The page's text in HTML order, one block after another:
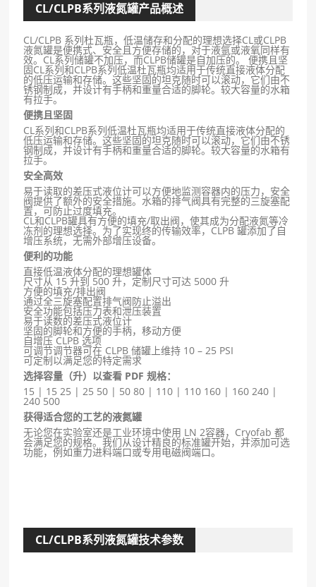
CL/CLPB系列液氮罐产品概述
CL/CLPB 系列杜瓦瓶，低温储存和分配的理想选择CL或CLPB
液氮罐是便携式、安全且方便存储的，对于液氩或液氧同样有
效。CL系列储罐不加压，而CLPB储罐是自加压的。 便携且坚
固CL系列和CLPB系列低温杜瓦瓶均适用于传统直接液体分配
的低压运输和存储。这些坚固的坦克随时可以滚动，它们由不
锈钢制成，并设计有手柄和重量合适的脚轮。较大容量的水箱
有拉手。
便携且坚固
CL系列和CLPB系列低温杜瓦瓶均适用于传统直接液体分配的
低压运输和存储。这些坚固的坦克随时可以滚动，它们由不锈
钢制成，并设计有手柄和重量合适的脚轮。较大容量的水箱有
拉手。
安全高效
易于读取的差压式液位计可以方便地监测容器内的压力，安全
阀提供了额外的安全措施。水箱的排气阀具有完整的三旋塞配
置，可防止过度填充。
CL和CLPB罐具有方便的填充/取出阀，使其成为分配液氮等冷
冻剂的理想选择。为了实现终的传输效率，CLPB 罐添加了自
增压系统，无需外部增压设备。
便利的功能
直接低温液体分配的理想罐体
尺寸从 15 升到 500 升，定制尺寸可达 5000 升
方便的填充/排出阀
通过全三旋塞配置排气阀防止溢出
安全功能包括压力表和泄压装置
易于读数的差压式液位计
坚固的脚轮和方便的手柄，移动方便
自增压 CLPB 选项
可调节调节器可在 CLPB 储罐上维持 10 – 25 PSI
可定制以满足您的特定需求
选择容量（升）以查看 PDF 规格：
15 | 15 25 | 25 50 | 50 80 | 110 | 110 160 | 160 240 |
240 500
获得适合您的工艺的液氮罐
无论您在实验室还是工业环境中使用 LN 2容器，Cryofab 都
会满足您的规格。我们从设计精良的标准罐开始，并添加可选
功能，例如重力进料端口或专用电磁阀端口。
CL/CLPB系列液氮罐技术参数